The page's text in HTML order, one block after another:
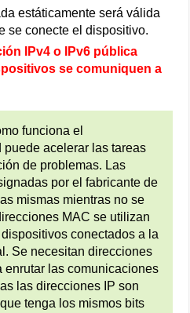
estáticamente será válida
se conecte el dispositivo.
IPv4 o IPv6 pública
se comuniquen a
funciona el
acelerar las tareas
de problemas. Las
por el fabricante de
mismas mientras no se
MAC se utilizan
conectados a la
Se necesitan direcciones
enrutar las comunicaciones
las direcciones IP son
tenga los mismos bits